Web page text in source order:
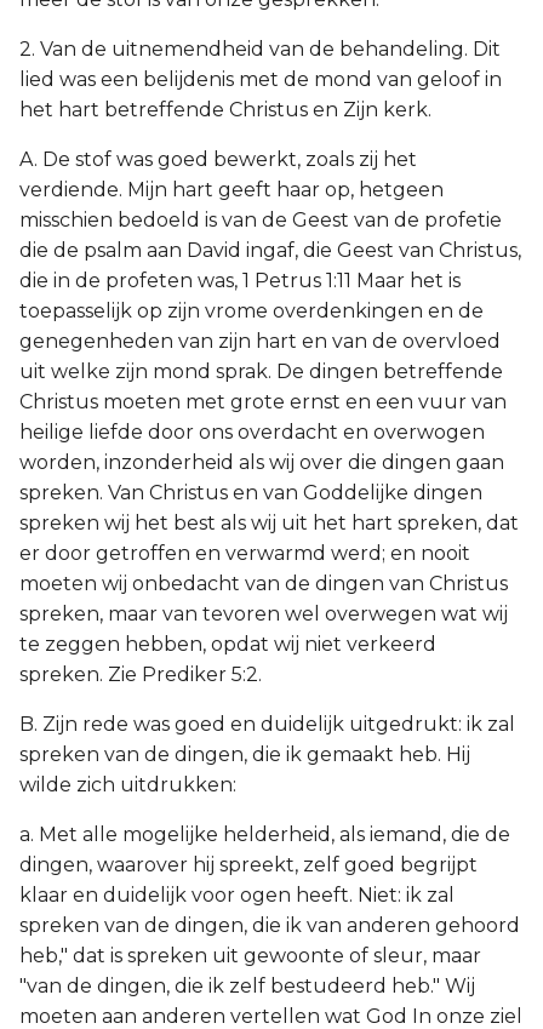
2. Van de uitnemendheid van de behandeling. Dit
lied was een belijdenis met de mond van geloof in
het hart betreffende Christus en Zijn kerk.
A. De stof was goed bewerkt, zoals zij het
verdiende. Mijn hart geeft haar op, hetgeen
misschien bedoeld is van de Geest van de profetie
die de psalm aan David ingaf, die Geest van Christus,
die in de profeten was, 1 Petrus 1:11 Maar het is
toepasselijk op zijn vrome overdenkingen en de
genegenheden van zijn hart en van de overvloed
uit welke zijn mond sprak. De dingen betreffende
Christus moeten met grote ernst en een vuur van
heilige liefde door ons overdacht en overwogen
worden, inzonderheid als wij over die dingen gaan
spreken. Van Christus en van Goddelijke dingen
spreken wij het best als wij uit het hart spreken, dat
er door getroffen en verwarmd werd; en nooit
moeten wij onbedacht van de dingen van Christus
spreken, maar van tevoren wel overwegen wat wij
te zeggen hebben, opdat wij niet verkeerd
spreken. Zie Prediker 5:2.
B. Zijn rede was goed en duidelijk uitgedrukt: ik zal
spreken van de dingen, die ik gemaakt heb. Hij
wilde zich uitdrukken:
a. Met alle mogelijke helderheid, als iemand, die de
dingen, waarover hij spreekt, zelf goed begrijpt
klaar en duidelijk voor ogen heeft. Niet: ik zal
spreken van de dingen, die ik van anderen gehoord
heb," dat is spreken uit gewoonte of sleur, maar
"van de dingen, die ik zelf bestudeerd heb." Wij
moeten aan anderen vertellen wat God In onze ziel